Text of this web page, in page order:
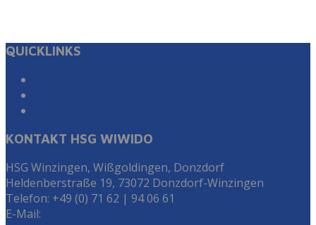
QUICKLINKS
KONTAKT HSG WIWIDO
HSG Winzingen, Wißgoldingen, Donzdorf
Heldenberstraße 19, 73072 Donzdorf-Winzingen
Telefon: +49 (0) 71 62 | 94 06 61
E-Mail: